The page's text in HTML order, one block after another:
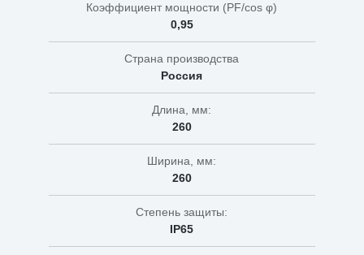
Коэффициент мощности (PF/cos φ)
0,95
Страна производства
Россия
Длина, мм:
260
Ширина, мм:
260
Степень защиты:
IP65